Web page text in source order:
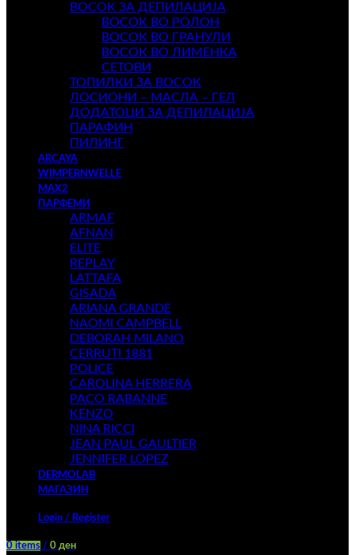
ВОСОК ЗА ДЕПИЛАЦИЈА
ВОСОК ВО РОЛОН
ВОСОК ВО ГРАНУЛИ
ВОСОК ВО ЛИМЕНКА
СЕТОВИ
ТОПИЛКИ ЗА ВОСОК
ЛОСИОНИ – МАСЛА – ГЕЛ
ДОДАТОЦИ ЗА ДЕПИЛАЦИЈА
ПАРАФИН
ПИЛИНГ
ARCAYA
WIMPERNWELLE
MAX2
ПАРФЕМИ
ARMAF
AFNAN
ELITE
REPLAY
LATTAFA
GISADA
ARIANA GRANDE
NAOMI CAMPBELL
DEBORAH MILANO
CERRUTI 1881
POLICE
CAROLINA HERRERA
PACO RABANNE
KENZO
NINA RICCI
JEAN PAUL GAULTIER
JENNIFER LOPEZ
DERMOLAB
МАГАЗИН
Login / Register
0 items / 0 ден